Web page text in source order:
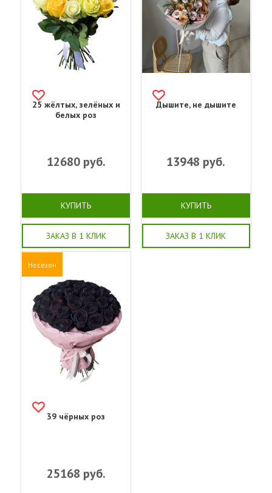
25 жёлтых, зелёных и
белых роз
12680руб.
КУПИТЬ
ЗАКАЗ В 1 КЛИК
Дышите, не дышите
13948 руб.
КУПИТЬ
ЗАКАЗ В 1 КЛИК
Несезон
39 чёрных роз
25168 руб.